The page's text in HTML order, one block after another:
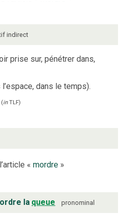
indirect
prise sur, pénétrer dans,
dans le temps).
(inTLF)
« mordre»
la queue pronominal